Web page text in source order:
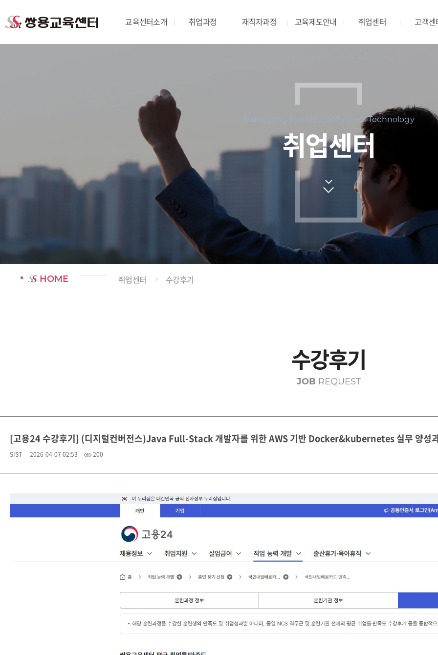
교육센터소개 취업과정 재직자과정 교육제도안내 취업센터 고객센
Ssangyong Institute of System Technology
취업센터
HOME 취업센터 수강후기
수강후기
JOB REQUEST
[고용24 수강후기] (디지털컨버전스)Java Full-Stack 개발자를 위한 AWS 기반 Docker&kubernetes 실무 양성
SIST 2026-04-07 02:53 200